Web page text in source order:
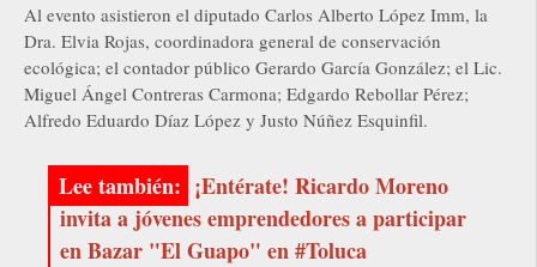
Al evento asistieron el diputado Carlos Alberto López Imm, la
Dra. Elvia Rojas, coordinadora general de conservación
ecológica; el contador público Gerardo García González; el Lic.
Miguel Ángel Contreras Carmona; Edgardo Rebollar Pérez;
Alfredo Eduardo Díaz López y Justo Núñez Esquinfil.
¡Entérate! Ricardo Moreno
invita a jóvenes emprendedores a participar
en Bazar "El Guapo" en #Toluca